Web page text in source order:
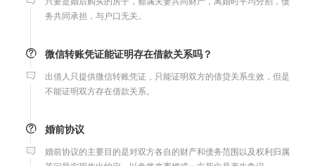
务共同承担，与户口无关。
微信转账凭证能证明存在借款关系吗？
不能证明双方存在借款关系。
婚前协议
等问题实现作出约定，以免将来离婚或一方死亡是产生争议。